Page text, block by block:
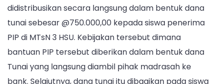
didistribusikan secara langsung dalam bentuk dana
tunai sebesar @750.000,00 kepada siswa penerima
PIP di MTsN 3 HSU. Kebijakan tersebut dimana
bantuan PIP tersebut diberikan dalam bentuk dana
Tunai yang langsung diambil pihak madrasah ke
bank. Selajutnya, dana tunai itu dibagikan pada siswa